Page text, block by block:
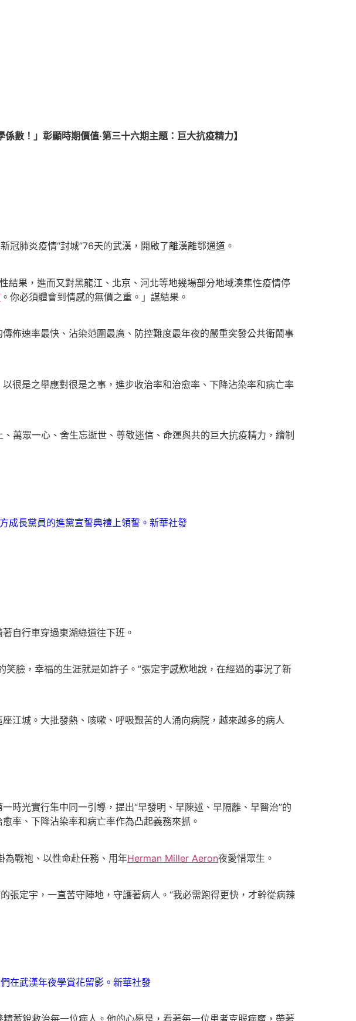
數！」彰顯時期價值·第三十六期主題：巨大抗疫精力】
肺炎疫情“封城”76天的武漢，開啟了離漢離鄂通道。
果，進而又對黑龍江、北京、河北等地幾場部分地域湊集性疫情停
。你必須體會到情感的無價之重。」謀結果。
佈速率最快、沾染范圍最廣、防控難度最年夜的嚴重突發公共衛鬧事
很是之舉應對很是之事，進步收治率和治愈率、下降沾染率和病亡率
萬眾一心、舍生忘逝世、尊敬迷信、命運與共的巨大抗疫精力，繪制
成長黨員的進黨宣誓典禮上領誓。新華社發
自行車穿過東湖綠道往下班。
臉，幸福的生涯就是如許子。”張定宇感歎地說，在經過的事況了新
江城。大批發熱、咳嗽、呼吸艱苦的人涌向病院，越來越多的病人
時光實行集中同一引導，提出“早發明、早陳述、早隔離、早醫治”的
率、下降沾染率和病亡率作為凸起義務來抓。
為戰袍、以性命赴任務、用年Herman Miller Aeron夜愛惜眾生。
張定宇，一直苦守陣地，守護著病人。“我必需跑得更快，才幹從病辣
在武漢年夜學賞花留影。新華社發